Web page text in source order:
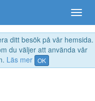
ditt besök på vår hemsida.
du väljer att använda vår
Läs mer OK